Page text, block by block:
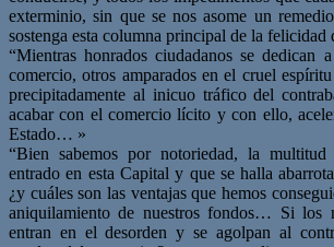
exterminio, sin que se nos asome un
sostenga esta columna principal de la felicidad
“Mientras honrados ciudadanos se dedican
comercio, otros amparados en el cruel
precipitadamente al inicuo tráfico del
acabar con el comercio lícito y con ello,
Estado… »
“Bien sabemos por notoriedad, la
entrado en esta Capital y que se halla
¿y cuáles son las ventajas que hemos
aniquilamiento de nuestros fondos… Si los
entran en el desorden y se agolpan al